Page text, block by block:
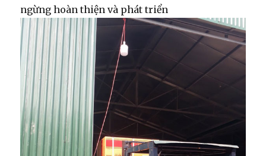
ngừng hoàn thiện và phát triển